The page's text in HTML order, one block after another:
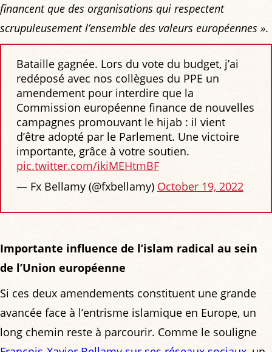
financent que des organisations qui respectent
scrupuleusement l’ensemble des valeurs européennes ».
Bataille gagnée. Lors du vote du budget, j’ai
redéposé avec nos collègues du PPE un
amendement pour interdire que la
Commission européenne finance de nouvelles
campagnes promouvant le hijab : il vient
d’être adopté par le Parlement. Une victoire
importante, grâce à votre soutien.
pic.twitter.com/ikiMEHtmBF
— Fx Bellamy (@fxbellamy) October 19, 2022
Importante influence de l’islam radical au sein
de l’Union européenne
Si ces deux amendements constituent une grande
avancée face à l’entrisme islamique en Europe, un
long chemin reste à parcourir. Comme le souligne